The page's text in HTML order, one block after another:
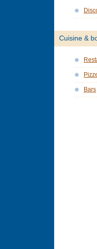
Cuisine &
Bars